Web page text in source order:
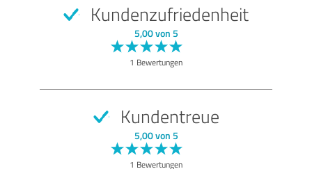
Kundenzufriedenheit
5,00 von 5
1 Bewertungen
Kundentreue
5,00 von 5
1 Bewertungen